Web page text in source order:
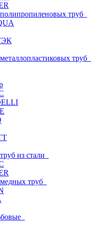
труб
труб
из стали
труб